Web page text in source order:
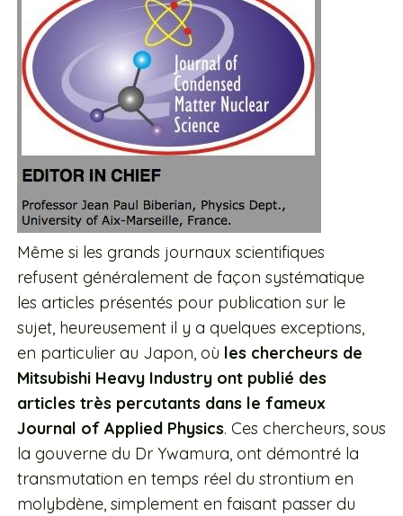
Même si les grands journaux scientifiques
refusent généralement de façon systématique
les articles présentés pour publication sur le
sujet, heureusement il y a quelques exceptions,
en particulier au Japon, où les chercheurs de
Mitsubishi Heavy Industry ont publié des
articles très percutants dans le fameux
Journal of Applied Physics. Ces chercheurs, sous
la gouverne du Dr Ywamura, ont démontré la
transmutation en temps réel du strontium en
molybdène, simplement en faisant passer du